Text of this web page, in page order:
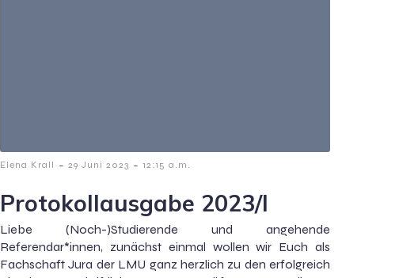
Elena Krall - 29 Juni 2023 - 12:15 a.m.
Protokollausgabe 2023/I
Liebe (Noch-)Studierende und angehende
Referendar*innen, zunächst einmal wollen wir Euch als
Fachschaft Jura der LMU ganz herzlich zu den erfolgreich